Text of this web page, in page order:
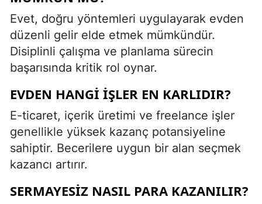
Evet, doğru yöntemleri uygulayarak evden
düzenli gelir elde etmek mümkündür.
Disiplinli çalışma ve planlama sürecin
başarısında kritik rol oynar.
EVDEN HANGI İŞLER EN KARLIDIR?
E-ticaret, içerik üretimi ve freelance işler
genellikle yüksek kazanç potansiyeline
sahiptir. Becerilere uygun bir alan seçmek
kazancı artırır.
SERMAYESIZ NASIL PARA KAZANILIR?